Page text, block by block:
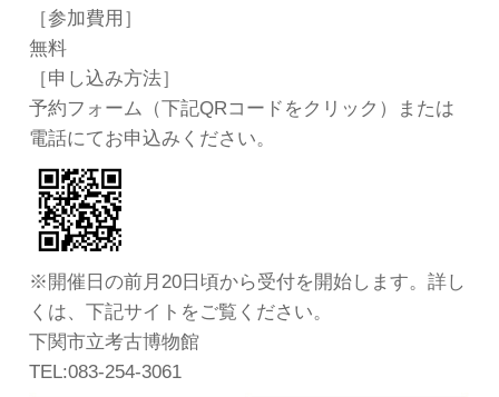
［参加費用］
無料
［申し込み方法］
予約フォーム（下記QRコードをクリック）または
電話にてお申込みください。
※開催日の前月20日頃から受付を開始します。詳し
くは、下記サイトをご覧ください。
下関市立考古博物館
TEL:083-254-3061